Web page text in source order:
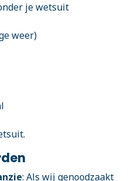
je wetsuit
weer)
: Als wij genoodzaakt